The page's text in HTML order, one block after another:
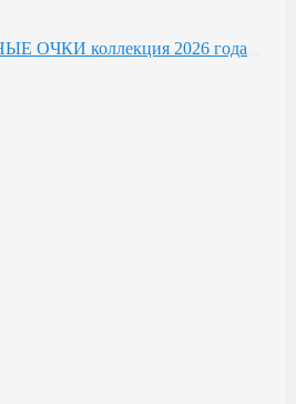
ОЧКИ коллекция 2026 года